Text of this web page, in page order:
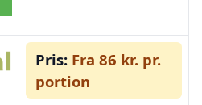
Pris: Fra 86 kr. pr.
portion